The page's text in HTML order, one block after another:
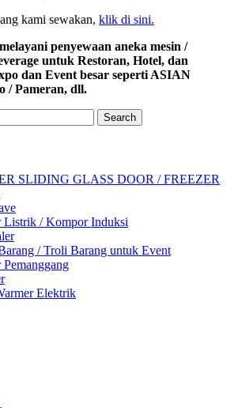
kami sewakan, klik di sini.
penyewaan aneka mesin /
untuk Restoran, Hotel, dan
dan Event besar seperti ASIAN
/ Pameran, dll.
SLIDING GLASS DOOR / FREEZER
Listrik / Kompor Induksi
/ Troli Barang untuk Event
Elektrik